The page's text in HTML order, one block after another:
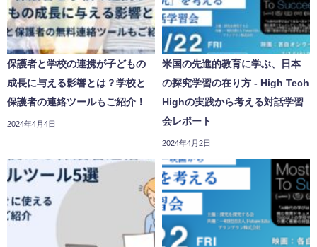
保護者と学校の連携が子どもの
成長に与える影響とは？学校と
保護者の連絡ツールもご紹介！
2024年4月4日
米国の先進的教育に学ぶ、日本
の探究学習の在り方 - High Tech
Highの実践から考える対話学習
会レポート
2024年4月2日